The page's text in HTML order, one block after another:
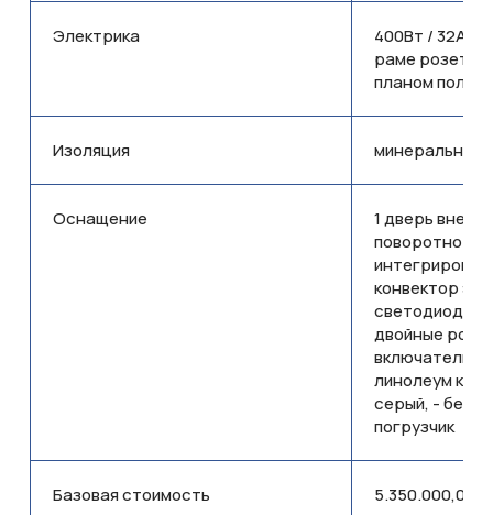
Электрика
400Вт / 32A /
раме розетки
планом пол/
Изоляция минеральная
Оснащение
1 дверь
поворотно-
конвектор
светодиодный
двойные
включатели в
линолеум
серый, - без
погрузчик
Базовая стоимость 5.350.000,00